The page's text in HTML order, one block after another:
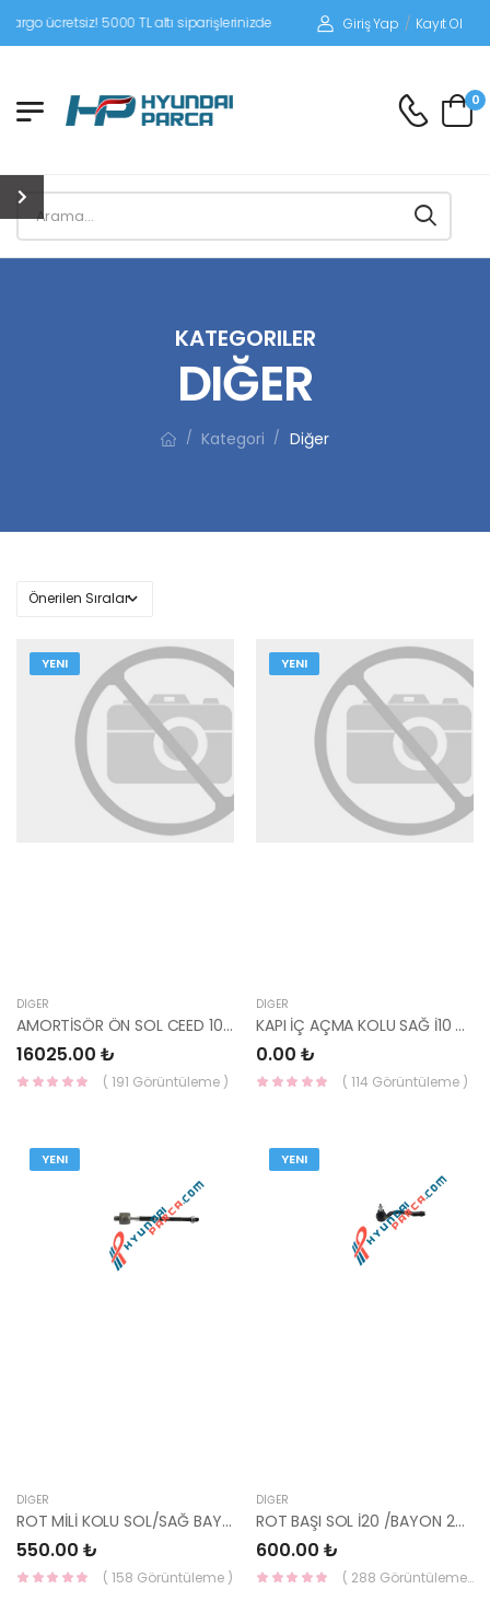
5000 TL altı siparişlerinizde siparişleriniz alıcı ödemeli gönderilir.
Giriş Yap / Kayıt Ol
0
KATEGORILER
DIĞER
/ Kategori / Diğer
YENI
DIĞER
AMORTİSÖR ÖN SOL CEED 10-12 54651-1H500-HMC
16025.00 ₺
( 191 Görüntüleme )
YENI
DIĞER
KAPI İÇ AÇMA KOLU SAĞ İ10 82620-0X0004X-HMC
0.00 ₺
( 114 Görüntüleme )
YENI
DIĞER
ROT MİLİ KOLU SOL/SAĞ BAYON 2020- / İ20 2020- 56540-Q0000-YS
550.00 ₺
( 158 Görüntüleme )
YENI
DIĞER
ROT BAŞI SOL İ20 /BAYON 2020- 56820-Q0000-YS
600.00 ₺
( 288 Görüntüleme )